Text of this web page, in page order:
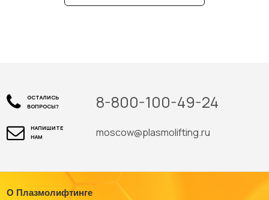
ОСТАЛИСЬ
ВОПРОСЫ?
8-800-100-49-24
НАПИШИТЕ
НАМ
moscow@plasmolifting.ru
О Плазмолифтинге